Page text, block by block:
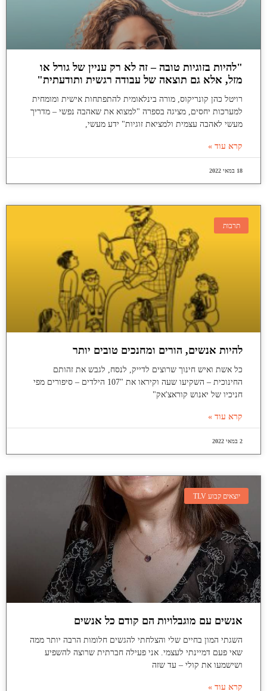
"להיות בזוגיות טובה – זה לא רק עניין של גורל או
מזל, אלא גם תוצאה של עבודה רגשית ותודעתית"
רויטל כהן קונריקוס, מורה בינלאומית להתפתחות אישית ומומחית
למערכות יחסים, מציגה בספרה "למצוא את שאהבה נפשי – מדריך
מעשי לאהבה עצמית ולמציאת זוגיות" ידע מעשי,
קרא עוד »
18 במאי 2022
תרבות
להיות אנשים, הורים ומחנכים טובים יותר
כל אשת ואיש חינוך שרוצים לדייק, לנסח, לגבש את זהותם
החינוכית – השקיעו שעה וקיראו את "107 הילדים – סיפורים מפי
חניכיו של יאנוש קוראצ'אק"
קרא עוד »
2 במאי 2022
יוצאים קבוע TLV
אנשים עם מוגבלויות הם קודם כל אנשים
השגתי המון בחיים שלי והצלחתי להגשים חלומות הרבה יותר ממה
שאי פעם דמיינתי לעצמי. אני פעילה חברתית שרוצה להשפיע
ושישמעו את קולי – עד שזה
קרא עוד »